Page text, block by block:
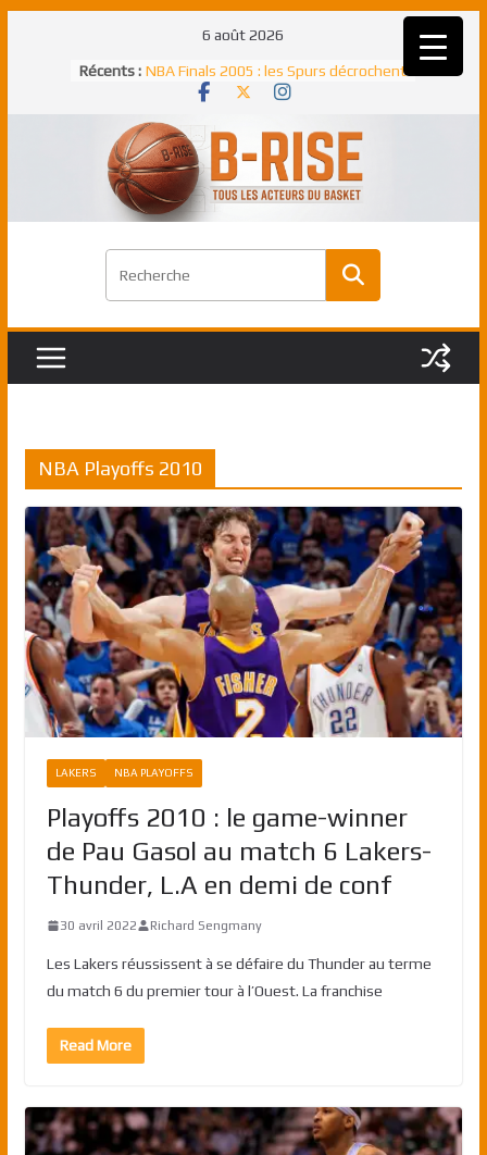
6 août 2026
Récents : NBA Finals 2005 : les Spurs décrochent
un troisième titre NBA, la rude bataille
NBA Finals 2021 : les Bucks et Giannis
Antetokounmpo triomphent, le Greek
Freek élu MVP
Shai Gilgeous-Alexander : son premier
match à plus de 40 points en NBA, le
Pau Gasol dans l’histoire en 2002 :
premier européen sacré Rookie de
Rudy Gobert, deuxième Français élu
NBA Playoffs 2010
LAKERS NBA PLAYOFFS
Playoffs 2010 : le game-winner
de Pau Gasol au match 6 Lakers-
Thunder, L.A en demi de conf
30 avril 2022 Richard Sengmany
Les Lakers réussissent à se défaire du Thunder au terme
du match 6 du premier tour à l’Ouest. La franchise
Read More